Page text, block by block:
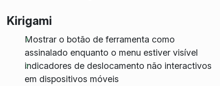
Kirigami
Mostrar o botão de ferramenta como
assinalado enquanto o menu estiver visível
indicadores de deslocamento não interactivos
em dispositivos móveis